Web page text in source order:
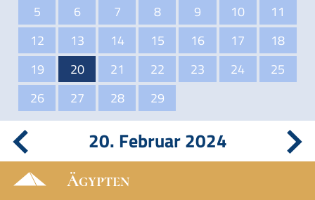
Termine
Schulmaterialien
5
6 7 8 9 10
11
12
13 14 15 16 17
18
19
20 21 22 23 24
25
26
27 28 29
20. Februar 2024
Ägypten